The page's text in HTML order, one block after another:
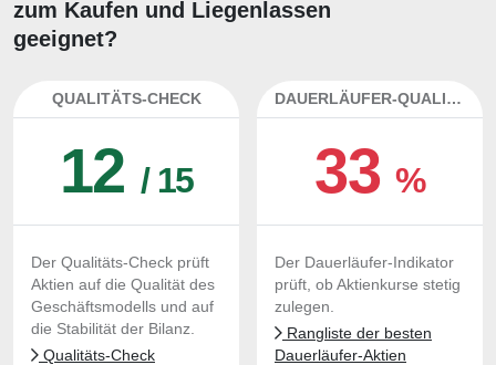
zum Kaufen und Liegenlassen
geeignet?
QUALITÄTS-CHECK
12 / 15
Der Qualitäts-Check prüft
Aktien auf die Qualität des
Geschäftsmodells und auf
die Stabilität der Bilanz.
Qualitäts-Check
DAUERLÄUFER-QUALITÄTEN
33%
Der Dauerläufer-Indikator
prüft, ob Aktienkurse stetig
zulegen.
Rangliste der besten
Dauerläufer-Aktien